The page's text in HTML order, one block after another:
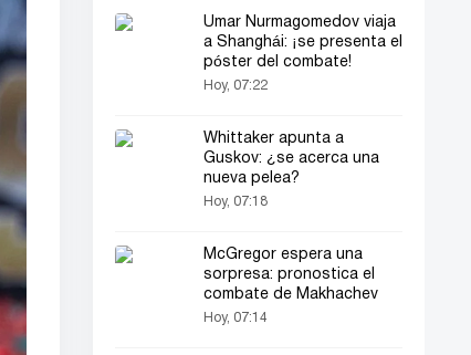
Umar Nurmagomedov viaja
a Shanghái: ¡se presenta el
póster del combate!
Hoy, 07:22
Whittaker apunta a
Guskov: ¿se acerca una
nueva pelea?
Hoy, 07:18
McGregor espera una
sorpresa: pronostica el
combate de Makhachev
Hoy, 07:14